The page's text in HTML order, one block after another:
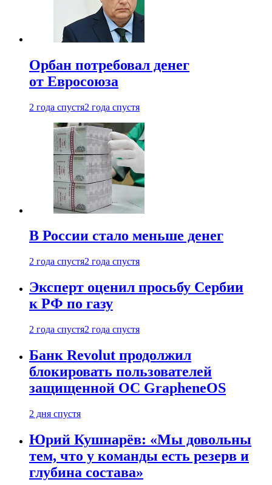
Орбан потребовал денег
от Евросоюза
2 года спустя2 года спустя
В России стало меньше денег
2 года спустя2 года спустя
Эксперт оценил просьбу Сербии
к РФ по газу
2 года спустя2 года спустя
Банк Revolut продолжил
блокировать пользователей
защищенной ОС GrapheneOS
2 дня спустя
Юрий Кушнарёв: «Мы довольны
тем, что у команды есть резерв и
глубина состава»